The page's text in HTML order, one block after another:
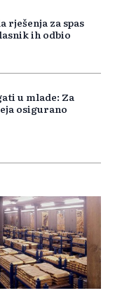
rješenja za spas
ih odbio
u mlade: Za
osigurano